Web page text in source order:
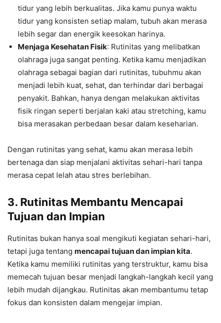
tidur yang lebih berkualitas. Jika kamu punya waktu
tidur yang konsisten setiap malam, tubuh akan merasa
lebih segar dan energik keesokan harinya.
Menjaga Kesehatan Fisik: Rutinitas yang melibatkan
olahraga juga sangat penting. Ketika kamu menjadikan
olahraga sebagai bagian dari rutinitas, tubuhmu akan
menjadi lebih kuat, sehat, dan terhindar dari berbagai
penyakit. Bahkan, hanya dengan melakukan aktivitas
fisik ringan seperti berjalan kaki atau stretching, kamu
bisa merasakan perbedaan besar dalam keseharian.
Dengan rutinitas yang sehat, kamu akan merasa lebih
bertenaga dan siap menjalani aktivitas sehari-hari tanpa
merasa cepat lelah atau stres berlebihan.
3. Rutinitas Membantu Mencapai
Tujuan dan Impian
Rutinitas bukan hanya soal mengikuti kegiatan sehari-hari,
tetapi juga tentang mencapai tujuan dan impian kita.
Ketika kamu memiliki rutinitas yang terstruktur, kamu bisa
memecah tujuan besar menjadi langkah-langkah kecil yang
lebih mudah dijangkau. Rutinitas akan membantumu tetap
fokus dan konsisten dalam mengejar impian.